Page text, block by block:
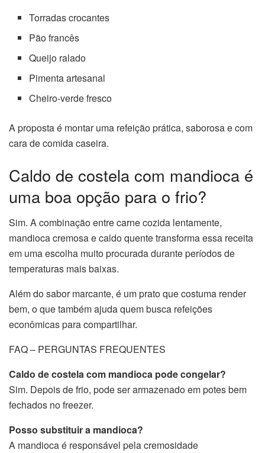
Torradas crocantes
Pão francês
Queijo ralado
Pimenta artesanal
Cheiro-verde fresco
A proposta é montar uma refeição prática, saborosa e com
cara de comida caseira.
Caldo de costela com mandioca é
uma boa opção para o frio?
Sim. A combinação entre carne cozida lentamente,
mandioca cremosa e caldo quente transforma essa receita
em uma escolha muito procurada durante períodos de
temperaturas mais baixas.
Além do sabor marcante, é um prato que costuma render
bem, o que também ajuda quem busca refeições
econômicas para compartilhar.
FAQ – PERGUNTAS FREQUENTES
Caldo de costela com mandioca pode congelar?
Sim. Depois de frio, pode ser armazenado em potes bem
fechados no freezer.
Posso substituir a mandioca?
A mandioca é responsável pela cremosidade